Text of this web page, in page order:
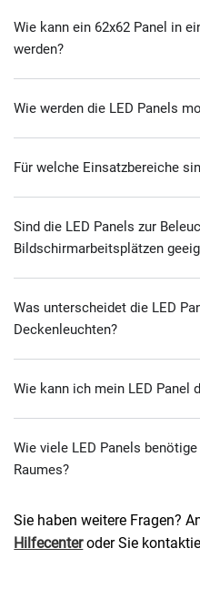
Wie kann ein 62x62 Panel in
werden?
Wie werden die LED Panels
Für welche Einsatzbereiche
Sind die LED Panels zur
Bildschirmarbeitsplätzen
Was unterscheidet die LED
Deckenleuchten?
Wie kann ich mein LED Panel
Wie viele LED Panels
Raumes?
Sie haben weitere Fragen?
Hilfecenteroder Sie